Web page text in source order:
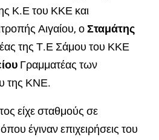
Κ.Ε του ΚΚΕ και
Αιγαίου, οΣταμάτης
της Τ.Ε Σάμου του ΚΚΕ
Γραμματέας των
της ΚΝΕ.
είχε σταθμούς σε
έγιναν επιχειρήσεις του